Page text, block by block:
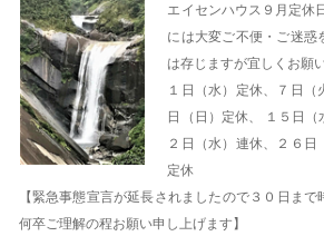
エイセンハウス９月定休
には大変ご不便・ご迷惑
は存じますが宜しくお願
１日（水）定休、７日（
日（日）定休、 １５日（
２日（水）連休、２６日
定休
【緊急事態宣言が延長されましたので３０日まで
何卒ご理解の程お願い申し上げます】